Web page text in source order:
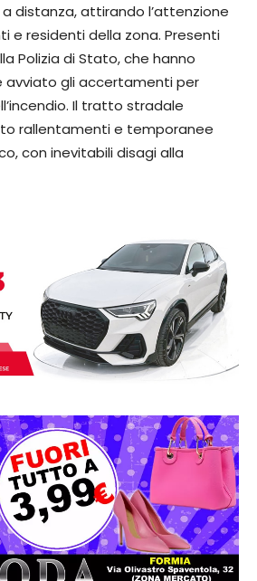
distanza, attirando l’attenzione
e residenti della zona. Presenti
Polizia di Stato, che hanno
avviato gli accertamenti per
Il tratto stradale
rallentamenti e temporanee
con inevitabili disagi alla